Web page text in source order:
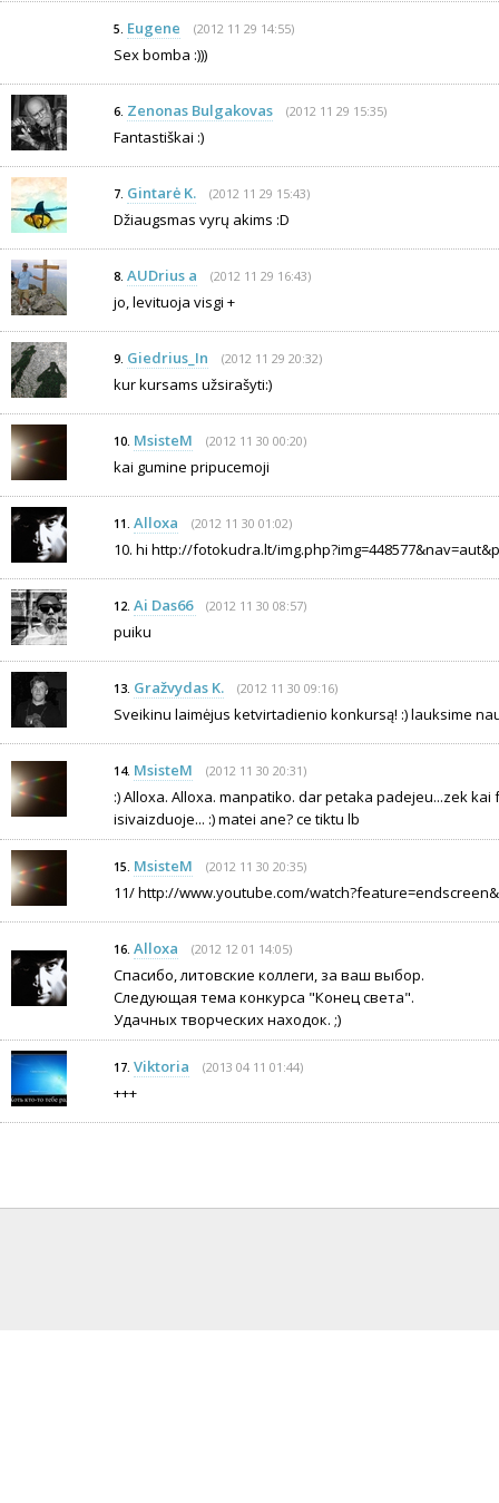
5. Eugene (2012 11 29 14:55)
Sex bomba :)))
6. Zenonas Bulgakovas (2012 11 29 15:35)
Fantastiškai :)
7. Gintarė K. (2012 11 29 15:43)
Džiaugsmas vyrų akims :D
8. AUDrius a (2012 11 29 16:43)
jo, levituoja visgi +
9. Giedrius_In (2012 11 29 20:32)
kur kursams užsirašyti:)
10. MsisteM (2012 11 30 00:20)
kai gumine pripucemoji
11. Alloxa (2012 11 30 01:02)
10. hi http://fotokudra.lt/
12. Ai Das66 (2012 11 30 08:57)
puiku
13. Gražvydas K. (2012 11 30 09:16)
Sveikinu laimėjus ketvirtadienio konkursą! :) lauksime
14. MsisteM (2012 11 30 20:31)
:) Alloxa. Alloxa. manpatiko. dar petaka padejeu...zek
isivaizduoje... :) matei ane? ce tiktu lb
15. MsisteM (2012 11 30 20:35)
11/ http://www.youtube.com/
16. Alloxa (2012 12 01 14:05)
Спасибо, литовские коллеги, за ваш выбор.
Следующая тема конкурса "Конец света".
Удачных творческих находок. ;)
17. Viktoria (2013 04 11 01:44)
+++